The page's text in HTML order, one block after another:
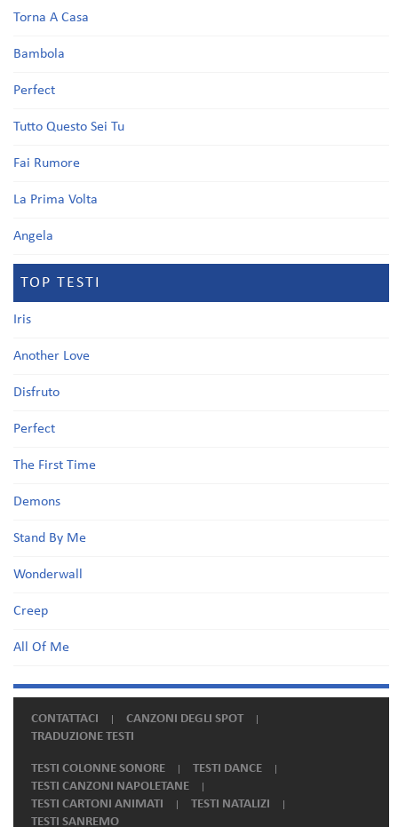
Torna A Casa
Bambola
Perfect
Tutto Questo Sei Tu
Fai Rumore
La Prima Volta
Angela
TOP TESTI
Iris
Another Love
Disfruto
Perfect
The First Time
Demons
Stand By Me
Wonderwall
Creep
All Of Me
CONTATTACI
CANZONI DEGLI SPOT
TRADUZIONE TESTI
TESTI COLONNE SONORE
TESTI DANCE
TESTI CANZONI NAPOLETANE
TESTI CARTONI ANIMATI
TESTI NATALIZI
TESTI SANREMO